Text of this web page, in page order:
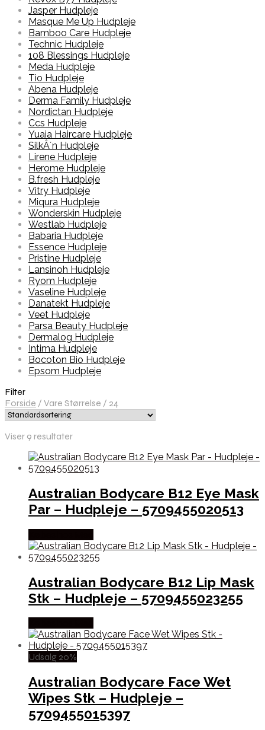
Jasper Hudpleje
Masque Me Up Hudpleje
Bamboo Care Hudpleje
Technic Hudpleje
108 Blessings Hudpleje
Meda Hudpleje
Tio Hudpleje
Abena Hudpleje
Derma Family Hudpleje
Nordictan Hudpleje
Ccs Hudpleje
Yuaia Haircare Hudpleje
SilkÂ´n Hudpleje
Lirene Hudpleje
Herome Hudpleje
B.fresh Hudpleje
Vitry Hudpleje
Miqura Hudpleje
Wonderskin Hudpleje
Westlab Hudpleje
Babaria Hudpleje
Essence Hudpleje
Pristine Hudpleje
Lansinoh Hudpleje
Ryom Hudpleje
Vaseline Hudpleje
Danatekt Hudpleje
Veet Hudpleje
Parsa Beauty Hudpleje
Dermalog Hudpleje
Intima Hudpleje
Bocoton Bio Hudpleje
Epsom Hudpleje
Filter
Forside / Vare Størrelse / 24
Viser 9 resultater
Australian Bodycare B12 Eye Mask
Par – Hudpleje – 5709455020513
Australian Bodycare B12 Lip Mask
Stk – Hudpleje – 5709455023255
Udsalg 20%
Australian Bodycare Face Wet
Wipes Stk – Hudpleje –
5709455015397